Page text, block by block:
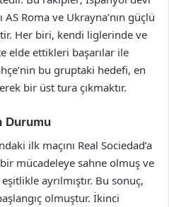
AS Roma ve Ukrayna’nın güçlü
Her biri, kendi liglerinde ve
elde ettikleri başarılar ile
bu gruptaki hedefi, en
bir üst tura çıkmaktır.
Durumu
ilk maçını Real Sociedad’a
bir mücadeleye sahne olmuş ve
ayrılmıştır. Bu sonuç,
olmuştur. İkinci